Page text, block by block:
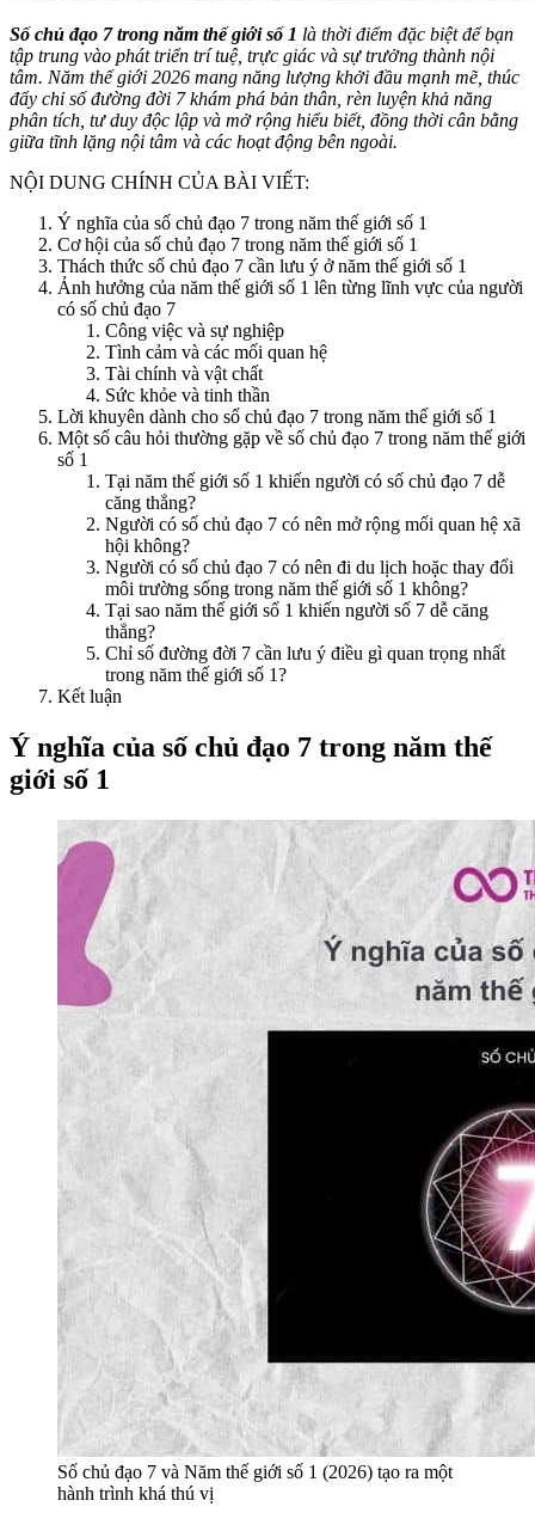
Số chủ đạo 7 trong năm thế giới số 1 là thời điểm đặc biệt để bạn
tập trung vào phát triển trí tuệ, trực giác và sự trưởng thành nội
tâm. Năm thế giới 2026 mang năng lượng khởi đầu mạnh mẽ, thúc
đẩy chỉ số đường đời 7 khám phá bản thân, rèn luyện khả năng
phân tích, tư duy độc lập và mở rộng hiểu biết, đồng thời cân bằng
giữa tĩnh lặng nội tâm và các hoạt động bên ngoài.
NỘI DUNG CHÍNH CỦA BÀI VIẾT:
Ý nghĩa của số chủ đạo 7 trong năm thế giới số 1
Cơ hội của số chủ đạo 7 trong năm thế giới số 1
Thách thức số chủ đạo 7 cần lưu ý ở năm thế giới số 1
Ảnh hưởng của năm thế giới số 1 lên từng lĩnh vực của người
có số chủ đạo 7
Công việc và sự nghiệp
Tình cảm và các mối quan hệ
Tài chính và vật chất
Sức khỏe và tinh thần
Lời khuyên dành cho số chủ đạo 7 trong năm thế giới số 1
Một số câu hỏi thường gặp về số chủ đạo 7 trong năm thế giới
số 1
Tại năm thế giới số 1 khiến người có số chủ đạo 7 dễ
căng thẳng?
Người có số chủ đạo 7 có nên mở rộng mối quan hệ xã
hội không?
Người có số chủ đạo 7 có nên đi du lịch hoặc thay đổi
môi trường sống trong năm thế giới số 1 không?
Tại sao năm thế giới số 1 khiến người số 7 dễ căng
thẳng?
Chỉ số đường đời 7 cần lưu ý điều gì quan trọng nhất
trong năm thế giới số 1?
Kết luận
Ý nghĩa của số chủ đạo 7 trong năm thế
giới số 1
Số chủ đạo 7 và Năm thế giới số 1 (2026) tạo ra một
hành trình khá thú vị